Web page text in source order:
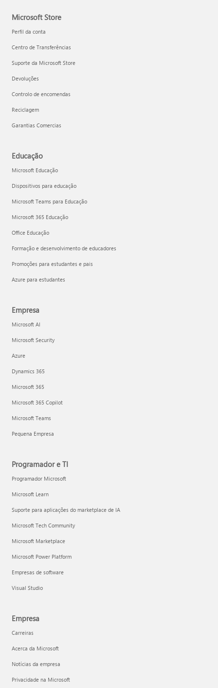
Microsoft Store
Perfil da conta
Centro de Transferências
Suporte da Microsoft Store
Devoluções
Controlo de encomendas
Reciclagem
Garantias Comercias
Educação
Microsoft Educação
Dispositivos para educação
Microsoft Teams para Educação
Microsoft 365 Educação
Office Educação
Formação e desenvolvimento de educadores
Promoções para estudantes e pais
Azure para estudantes
Empresa
Microsoft AI
Microsoft Security
Azure
Dynamics 365
Microsoft 365
Microsoft 365 Copilot
Microsoft Teams
Pequena Empresa
Programador e TI
Programador Microsoft
Microsoft Learn
Suporte para aplicações do marketplace de IA
Microsoft Tech Community
Microsoft Marketplace
Microsoft Power Platform
Empresas de software
Visual Studio
Empresa
Carreiras
Acerca da Microsoft
Notícias da empresa
Privacidade na Microsoft